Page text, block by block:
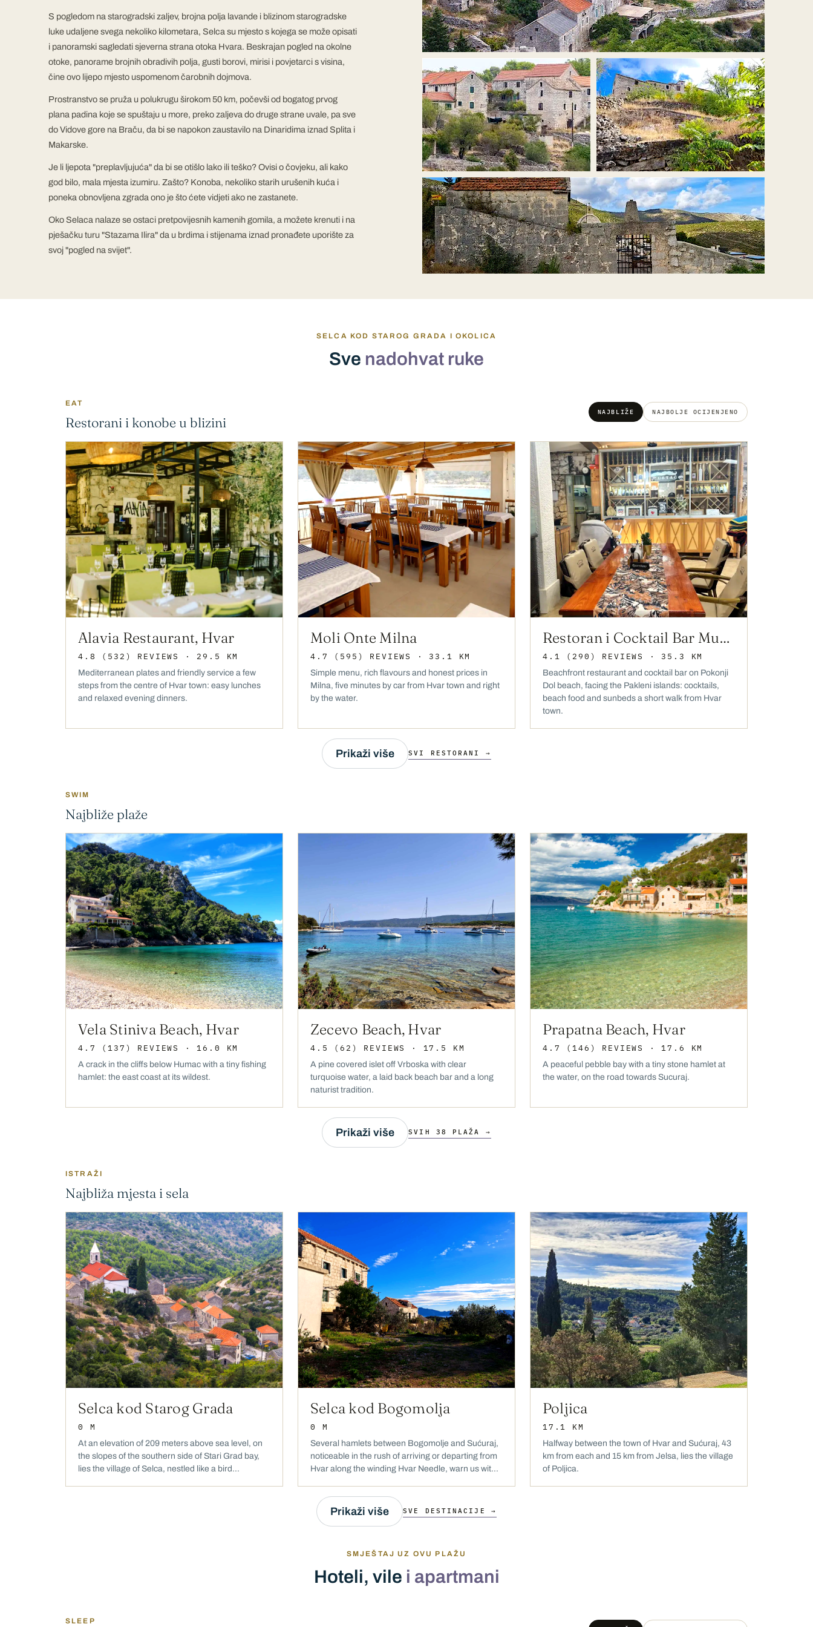
S pogledom na starogradski zaljev, brojna polja lavande i blizinom starogradske
luke udaljene svega nekoliko kilometara, Selca su mjesto s kojega se može opisati
i panoramski sagledati sjeverna strana otoka Hvara. Beskrajan pogled na okolne
otoke, panorame brojnih obradivih polja, gusti borovi, mirisi i povjetarci s visina,
čine ovo lijepo mjesto uspomenom čarobnih dojmova.
Prostranstvo se pruža u polukrugu širokom 50 km, počevši od bogatog prvog
plana padina koje se spuštaju u more, preko zaljeva do druge strane uvale, pa sve
do Vidove gore na Braču, da bi se napokon zaustavilo na Dinaridima iznad Splita i
Makarske.
Je li ljepota "preplavljujuća" da bi se otišlo lako ili teško? Ovisi o čovjeku, ali kako
god bilo, mala mjesta izumiru. Zašto? Konoba, nekoliko starih urušenih kuća i
poneka obnovljena zgrada ono je što ćete vidjeti ako ne zastanete.
Oko Selaca nalaze se ostaci pretpovijesnih kamenih gomila, a možete krenuti i na
pješačku turu "Stazama Ilira" da u brdima i stijenama iznad pronađete uporište za
svoj "pogled na svijet".
SELCA KOD STAROG GRADA I OKOLICA
Sve nadohvat ruke
EAT
Restorani i konobe u blizini
NAJBLIŽE NAJBOLJE OCIJENJENO
Alavia Restaurant, Hvar
4.8 (532) REVIEWS · 29.5 KM
Mediterranean plates and friendly service a few
steps from the centre of Hvar town: easy lunches
and relaxed evening dinners.
Moli Onte Milna
4.7 (595) REVIEWS · 33.1 KM
Simple menu, rich flavours and honest prices in
Milna, five minutes by car from Hvar town and right
by the water.
Restoran i Cocktail Bar Mustačo
4.1 (290) REVIEWS · 35.3 KM
Beachfront restaurant and cocktail bar on Pokonji
Dol beach, facing the Pakleni islands: cocktails,
beach food and sunbeds a short walk from Hvar
town.
Prikaži više SVI RESTORANI →
SWIM
Najbliže plaže
Vela Stiniva Beach, Hvar
4.7 (137) REVIEWS · 16.0 KM
A crack in the cliffs below Humac with a tiny fishing
hamlet: the east coast at its wildest.
Zecevo Beach, Hvar
4.5 (62) REVIEWS · 17.5 KM
A pine covered islet off Vrboska with clear
turquoise water, a laid back beach bar and a long
naturist tradition.
Prapatna Beach, Hvar
4.7 (146) REVIEWS · 17.6 KM
A peaceful pebble bay with a tiny stone hamlet at
the water, on the road towards Sucuraj.
Prikaži više SVIH 38 PLAŽA →
ISTRAŽI
Najbliža mjesta i sela
Selca kod Starog Grada
0 M
At an elevation of 209 meters above sea level, on
the slopes of the southern side of Stari Grad bay,
lies the village of Selca, nestled like a bird...
Selca kod Bogomolja
0 M
Several hamlets between Bogomolje and Sućuraj,
noticeable in the rush of arriving or departing from
Hvar along the winding Hvar Needle, warn us wit...
Poljica
17.1 KM
Halfway between the town of Hvar and Sućuraj, 43
km from each and 15 km from Jelsa, lies the village
of Poljica.
Prikaži više SVE DESTINACIJE →
SMJEŠTAJ UZ OVU PLAŽU
Hoteli, vile i apartmani
SLEEP